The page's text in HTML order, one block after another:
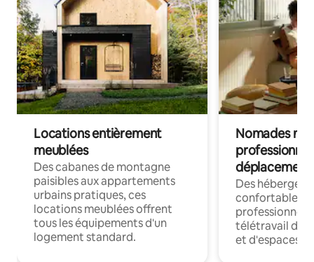
Locations entièrement
meublées
Des cabanes de montagne
paisibles aux appartements
urbains pratiques, ces
locations meublées offrent
tous les équipements d'un
logement standard.
Nomades
déplacement
Des
confortables
professionnels
télétravail
et d'espaces